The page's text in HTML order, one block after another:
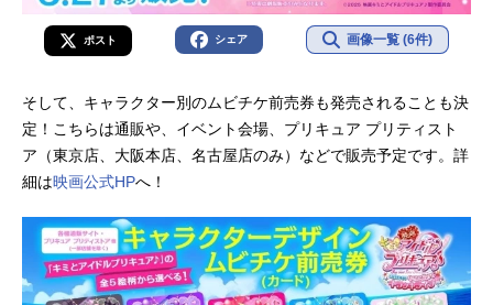
ポスト シェア 画像一覧 (6件)
そして、キャラクター別のムビチケ前売券も発売されることも決
定！こちらは通販や、イベント会場、プリキュア プリティスト
ア（東京店、大阪本店、名古屋店のみ）などで販売予定です。詳
細は映画公式HPへ！